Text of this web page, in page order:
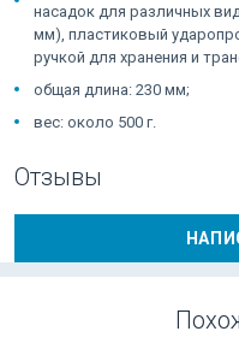
насадок для различных
мм), пластиковый
ручкой для хранения и
общая длина: 230 мм;
вес: около 500 г.
Отзывы